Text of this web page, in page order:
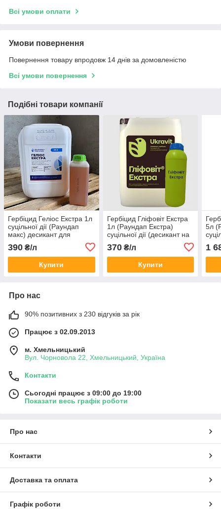
Всі умови оплати
Умови повернення
Повернення товару впродовж 14 днів за домовленістю
Всі умови повернення
Подібні товари компанії
Гербіцид Геліос Екстра 1л
суцільної дії (Раундап
макс) десикант для
соняшника - калійна сіль
гліфосату, 663 г/л
390 ₴/л
Купити
Гербіцид Гліфовіт Екстра
1л (Раундап Екстра)
суцільної дії (десикант на
соняшнику) (калійна сіль
гліфосату)
370₴/л
Купити
5л
1
Про нас
90% позитивних з 230 відгуків за рік
Працює з 02.09.2013
м. Хмельницький
Вул. Чорновола 22, Хмельницький, Україна
Контакти
Сьогодні працює з 09:00 до 19:00
Показати весь графік роботи
Про нас
Контакти
Доставка та оплата
Графік роботи